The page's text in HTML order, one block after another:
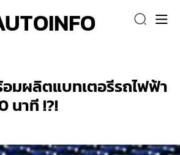
มผลิตแบทเตอรีรถไฟฟ้า
นาที !?!